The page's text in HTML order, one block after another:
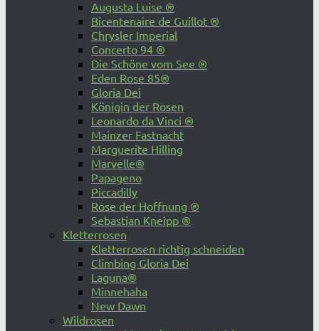
Augusta Luise ®
Bicentenaire de Guillot ®
Chrysler Imperial
Concerto 94 ®
Die Schöne vom See ®
Eden Rose 85®
Gloria Dei
Königin der Rosen
Leonardo da Vinci ®
Mainzer Fastnacht
Marguerite Hilling
Marvelle®
Papageno
Piccadilly
Rose der Hoffnung ®
Sebastian Kneipp ®
Kletterrosen
Kletterrosen richtig schneiden
Climbing Gloria Dei
Laguna®
Minnehaha
New Dawn
Wildrosen